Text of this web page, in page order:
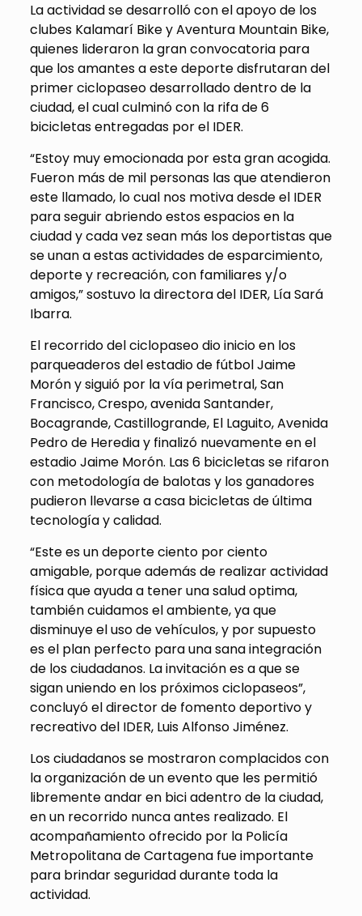
La actividad se desarrolló con el apoyo de los
clubes Kalamarí Bike y Aventura Mountain Bike,
quienes lideraron la gran convocatoria para
que los amantes a este deporte disfrutaran del
primer ciclopaseo desarrollado dentro de la
ciudad, el cual culminó con la rifa de 6
bicicletas entregadas por el IDER.
“Estoy muy emocionada por esta gran acogida.
Fueron más de mil personas las que atendieron
este llamado, lo cual nos motiva desde el IDER
para seguir abriendo estos espacios en la
ciudad y cada vez sean más los deportistas que
se unan a estas actividades de esparcimiento,
deporte y recreación, con familiares y/o
amigos,” sostuvo la directora del IDER, Lía Sará
Ibarra.
El recorrido del ciclopaseo dio inicio en los
parqueaderos del estadio de fútbol Jaime
Morón y siguió por la vía perimetral, San
Francisco, Crespo, avenida Santander,
Bocagrande, Castillogrande, El Laguito, Avenida
Pedro de Heredia y finalizó nuevamente en el
estadio Jaime Morón. Las 6 bicicletas se rifaron
con metodología de balotas y los ganadores
pudieron llevarse a casa bicicletas de última
tecnología y calidad.
“Este es un deporte ciento por ciento
amigable, porque además de realizar actividad
física que ayuda a tener una salud optima,
también cuidamos el ambiente, ya que
disminuye el uso de vehículos, y por supuesto
es el plan perfecto para una sana integración
de los ciudadanos. La invitación es a que se
sigan uniendo en los próximos ciclopaseos”,
concluyó el director de fomento deportivo y
recreativo del IDER, Luis Alfonso Jiménez.
Los ciudadanos se mostraron complacidos con
la organización de un evento que les permitió
libremente andar en bici adentro de la ciudad,
en un recorrido nunca antes realizado. El
acompañamiento ofrecido por la Policía
Metropolitana de Cartagena fue importante
para brindar seguridad durante toda la
actividad.